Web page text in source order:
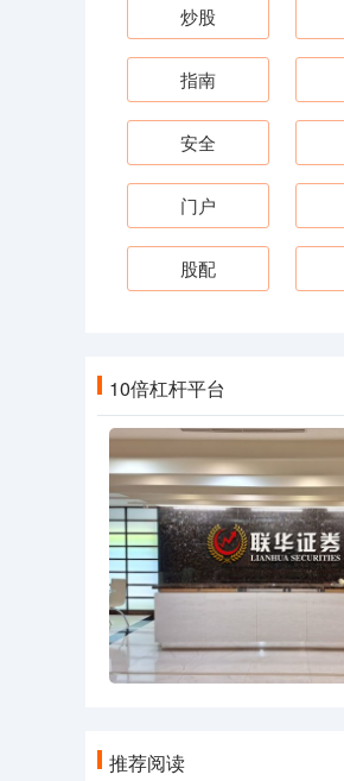
炒股
指南
安全
门户
股配
10倍杠杆平台
推荐阅读